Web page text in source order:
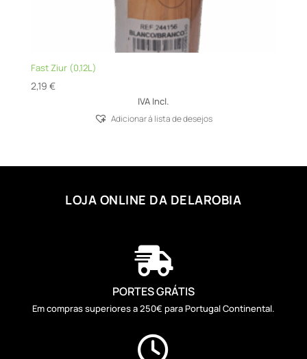
Fast Ziur (0,12L)
2,19 €
IVA Incl.
Adicionar á lista de desejos
LOJA ONLINE DA DELAROBIA

PORTES GRÁTIS
Em compras superiores a 250€ para Portugal Continental.
